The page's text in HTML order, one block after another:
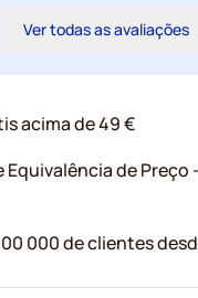
Ver todas as avaliações
acima de 49 €
Equivalência de Preço
000 de clientes